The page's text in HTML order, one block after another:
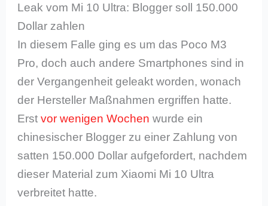
Leak vom Mi 10 Ultra: Blogger soll 150.000
Dollar zahlen
In diesem Falle ging es um das Poco M3
Pro, doch auch andere Smartphones sind in
der Vergangenheit geleakt worden, wonach
der Hersteller Maßnahmen ergriffen hatte.
Erstvor wenigen Wochen wurde ein
chinesischer Blogger zu einer Zahlung von
satten 150.000 Dollar aufgefordert, nachdem
dieser Material zum Xiaomi Mi 10 Ultra
verbreitet hatte.